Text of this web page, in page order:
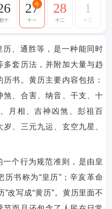
十
27
十一
今 28
十二
1
十三
、通胜等，是一种能同时
多套历法，并附加大量与趋
书。黄历主要内容包括：
煞、合害、纳音、干支、十
月相、吉神凶煞、彭祖百
、三元九运、玄空九星、
个行为规范准则，是由皇
书称为“皇历”；辛亥革命
”改写成“黄历”。黄历里面不